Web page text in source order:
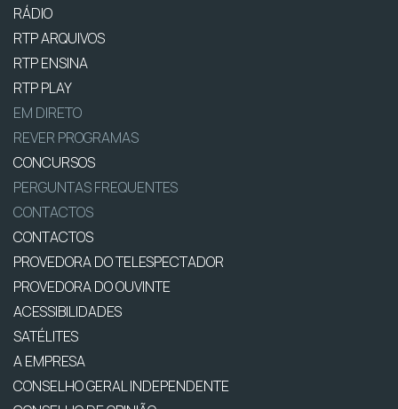
RÁDIO
RTP ARQUIVOS
RTP ENSINA
RTP PLAY
EM DIRETO
REVER PROGRAMAS
CONCURSOS
PERGUNTAS FREQUENTES
CONTACTOS
CONTACTOS
PROVEDORA DO TELESPECTADOR
PROVEDORA DO OUVINTE
ACESSIBILIDADES
SATÉLITES
A EMPRESA
CONSELHO GERAL INDEPENDENTE